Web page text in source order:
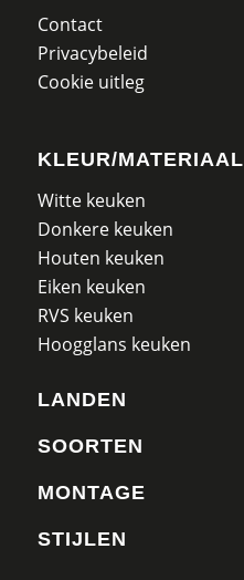
Contact
Privacybeleid
Cookie uitleg
KLEUR/MATERIAAL
Witte keuken
Donkere keuken
Houten keuken
Eiken keuken
RVS keuken
Hoogglans keuken
LANDEN
SOORTEN
MONTAGE
STIJLEN